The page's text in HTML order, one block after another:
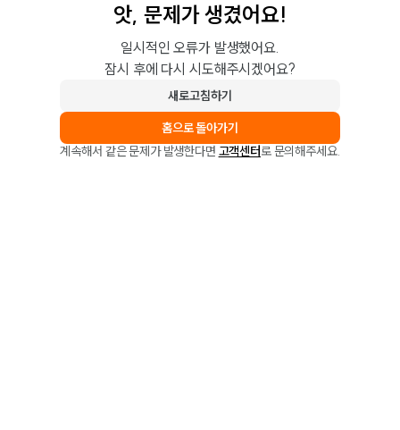
앗, 문제가 생겼어요!
일시적인 오류가 발생했어요.
잠시 후에 다시 시도해주시겠어요?
새로고침하기
홈으로 돌아가기
계속해서 같은 문제가 발생한다면 고객센터로 문의해주세요.